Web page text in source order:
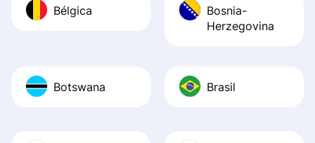
Bélgica
Bosnia-
Herzegovina
Botswana Brasil